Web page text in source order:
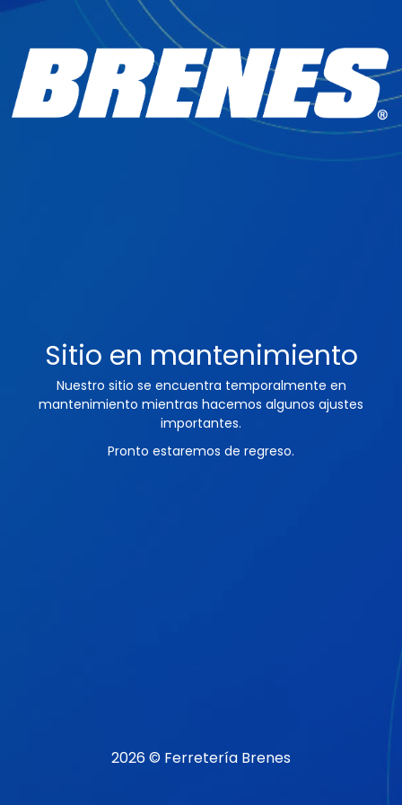
Sitio en mantenimiento
Nuestro sitio se encuentra temporalmente en
mantenimiento mientras hacemos algunos ajustes
importantes.
Pronto estaremos de regreso.
2026 © Ferretería Brenes